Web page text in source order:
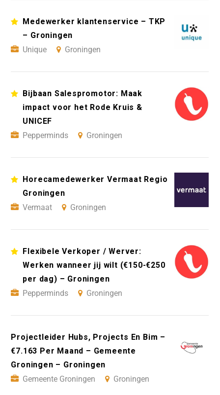
Medewerker klantenservice – TKP
– Groningen
Unique
Groningen
Bijbaan Salespromotor: Maak
impact voor het Rode Kruis &
UNICEF
Pepperminds
Groningen
Horecamedewerker Vermaat Regio
Groningen
Vermaat
Groningen
Flexibele Verkoper / Werver:
Werken wanneer jij wilt (€150-€250
per dag) – Groningen
Pepperminds
Groningen
Projectleider Hubs, Projects En Bim –
€7.163 Per Maand – Gemeente
Groningen – Groningen
Gemeente Groningen
Groningen